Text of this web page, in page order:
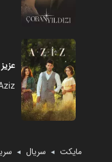
عزیز
مایکت ◄ سریال ◄